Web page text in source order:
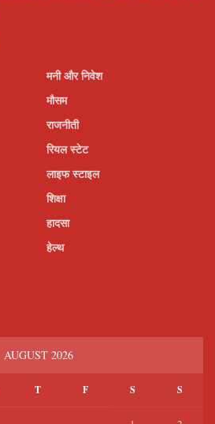
मनी और निवेश
मौसम
राजनीती
रियल स्टेट
लाइफ स्टाइल
शिक्षा
हादसा
हेल्थ
AUGUST 2026
T F S S